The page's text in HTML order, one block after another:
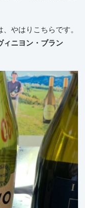
やはりこちらです。
ィニヨン・ブラン